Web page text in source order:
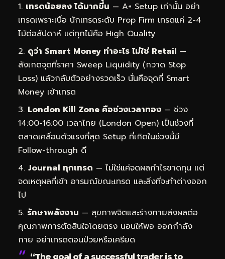
เทรดน้อยลง ได้มากขึ้น — A+ Setup เท่านั้น อย่า
เทรดเพราะเบื่อ นักเทรดระดับ Prop Firm เทรดแค่ 2-4
ไม้ต่อสัปดาห์ แต่ทุกไม้คือ High Quality
ดูว่า Smart Money ทำอะไร ไม่ใช่ Retail —
สังเกตจุดที่ราคา Sweep Liquidity (กวาด Stop
Loss) แล้วกลับตัวอย่างรวดเร็ว นั่นคือจุดที่ Smart
Money เข้าเทรด
London Kill Zone คือช่วงเวลาทอง — ช่วง
14:00-16:00 เวลาไทย (London Open) เป็นช่วงที่
ตลาดเคลื่อนตัวแรงที่สุด Setup ที่เกิดในช่วงนี้มี
Follow-through ดี
Journal ทุกเทรด — ไม่ใช่แค่จดผลกำไรขาดทุน แต่
จดเหตุผลที่เข้า อารมณ์ขณะเทรด และสิ่งที่จะทำต่างออก
ไป
รักษาพลังงาน — สุขภาพจิตและร่างกายส่งผลต่อ
คุณภาพการตัดสินใจโดยตรง นอนให้พอ ออกกำลัง
กาย อย่าเทรดตอนป่วยหรือเครียด
“The goal of a successful trader is to